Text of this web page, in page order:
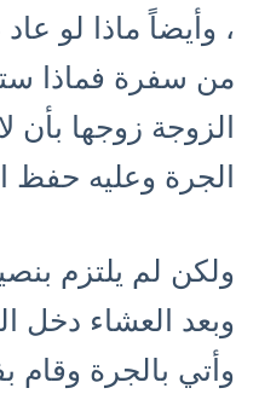
، وأيضاً ماذا لو
من سفرة فماذا
الزوجة زوجها بأن
الجرة وعليه حفظ
ولكن لم يلتزم
وبعد العشاء دخل
وأتي بالجرة وقام